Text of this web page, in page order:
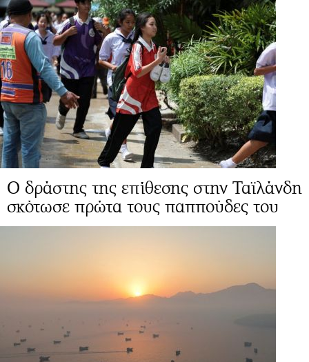
Ο δράστης της επίθεσης στην Ταϊλάνδη
σκότωσε πρώτα τους παππούδες του